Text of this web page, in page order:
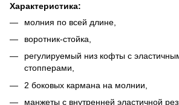
Характеристика:
молния по всей длине,
воротник-стойка,
регулируемый низ кофты с
стопперами,
2 боковых кармана на молнии,
манжеты с внутренней эластичной